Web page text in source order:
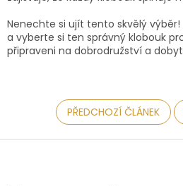
Nenechte si ujít tento skvělý
a vyberte si ten správný klobouk
připraveni na dobrodružství a
PŘEDCHOZÍ ČLÁNEK
Z